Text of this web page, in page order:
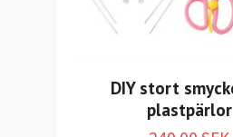
DIY stort
plastpärlor